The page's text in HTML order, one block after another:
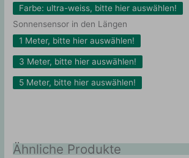
Farbe: ultra-weiss, bitte hier auswählen!
Sonnensensor in den Längen
1 Meter, bitte hier auswählen!
3 Meter, bitte hier auswählen!
5 Meter, bitte hier auswählen!
Ähnliche Produkte